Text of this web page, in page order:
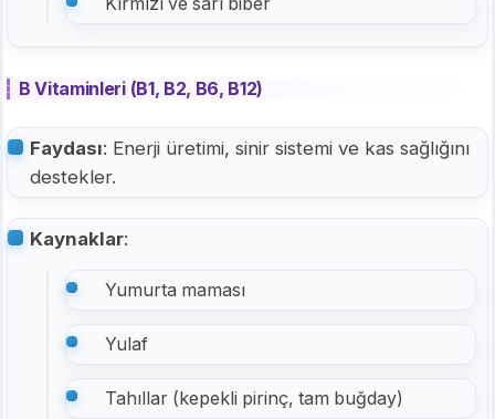
B Vitaminleri (B1, B2, B6, B12)
Faydası: Enerji üretimi, sinir sistemi ve kas sağlığını
destekler.
Kaynaklar:
Yumurta maması
Yulaf
Tahıllar (kepekli pirinç, tam buğday)